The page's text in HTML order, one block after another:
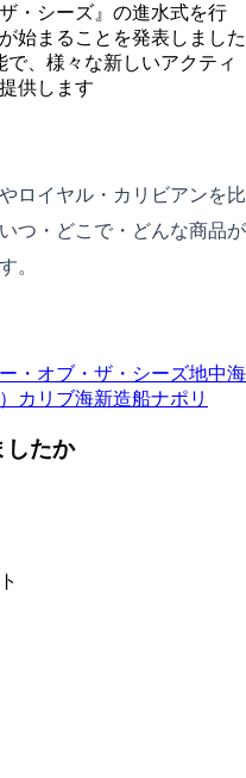
・シーズ』の進水式を行
始まることを発表しました
、様々な新しいアクティ
供します
ロイヤル・カリビアンを比
つ・どこで・どんな商品が
。
・オブ・ザ・シーズ地中海
カリブ海新造船ナポリ
したか